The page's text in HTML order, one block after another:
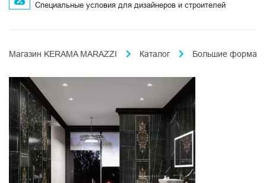
Специальные условия для дизайнеров и строителей
Магазин KERAMA MARAZZI Каталог Большие форматы